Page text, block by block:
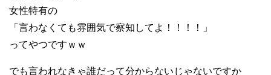
女性特有の
「言わなくても雰囲気で察知してよ！！！！」
ってやつですｗｗ
でも言われなきゃ誰だって分からないじゃないですか